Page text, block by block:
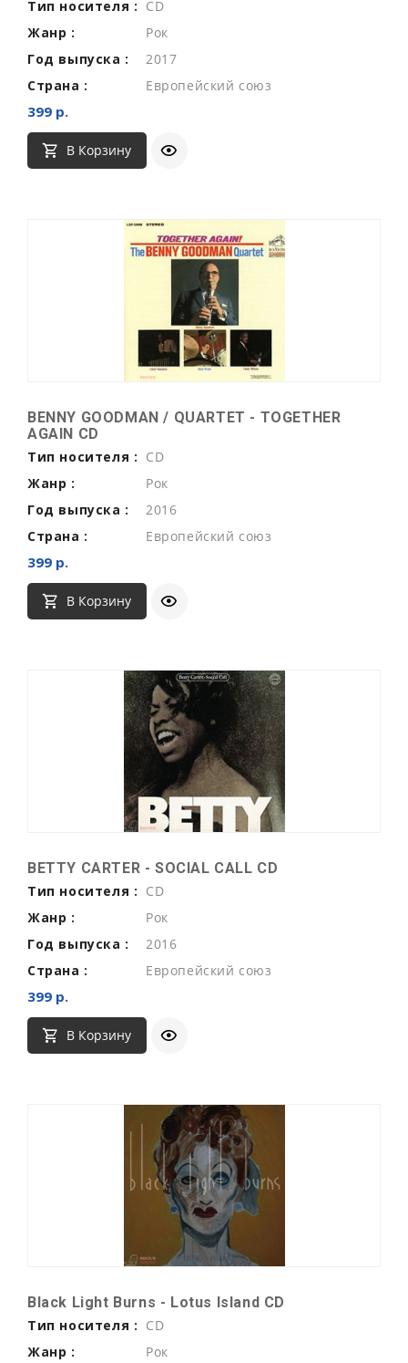
Тип носителя : CD
Жанр :
Рок
Год выпуска :
2017
Страна :
Европейский союз
399 р.
В Корзину
BENNY GOODMAN / QUARTET - TOGETHER
AGAIN CD
Тип носителя : CD
Жанр :
Рок
Год выпуска :
2016
Страна :
Европейский союз
399 р.
В Корзину
BETTY CARTER - SOCIAL CALL CD
Тип носителя : CD
Жанр :
Рок
Год выпуска :
2016
Страна :
Европейский союз
399 р.
В Корзину
Black Light Burns - Lotus Island CD
Тип носителя : CD
Жанр :
Рок